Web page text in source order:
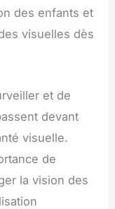
des enfants et
visuelles dès
et de
devant
visuelle.
de
la vision des